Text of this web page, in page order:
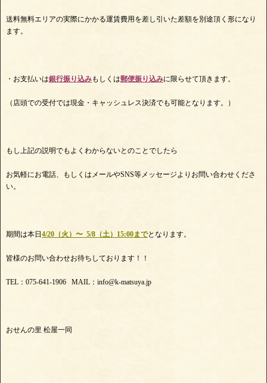
送料無料エリアの実際にかかる運賃費用を差し引いた差額を別途頂く形になり
ます。
・お支払いは銀行振り込みもしくは郵便振り込みに限らせて頂きます。
（店頭での受付では現金・キャッシュレス決済でも可能となります。）
もし上記の説明でもよくわからないとのことでしたら
お気軽にお電話、もしくはメールやSNS等メッセージよりお問い合わせくださ
い。
期間は本日 4/20（火）〜 5/8（土）15:00までとなります。
皆様のお問い合わせお待ちしております！！
TEL：075-641-1906 MAIL：info@k-matsuya.jp
おせんの里 松屋一同